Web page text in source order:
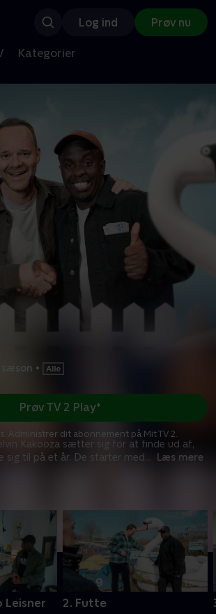
Log ind Prøv nu
Kategorier
sæson •
Kakooza sætter sig for at finde ud af,
sig til på et år. De starter med... Læs mere
Prøv TV 2 Play*
Administrer dit abonnement på Mit TV 2.
Leisner 2. Futte